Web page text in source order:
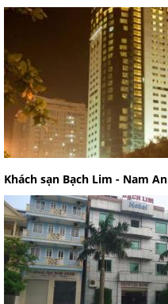
Khách sạn Bạch Lim - Nam